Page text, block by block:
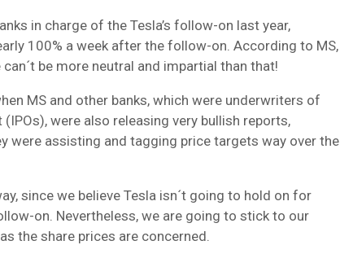
in charge of the Tesla’s follow-on last year,
100% a week after the follow-on. According to MS,
be more neutral and impartial than that!
MS and other banks, which were underwriters of
were also releasing very bullish reports,
were assisting and tagging price targets way over the
since we believe Tesla isn´t going to hold on for
on. Nevertheless, we are going to stick to our
the share prices are concerned.